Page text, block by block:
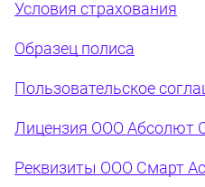
Условия страхования
Образец полиса
Пользовательское
Лицензия ООО Абсолют
Реквизиты ООО Смарт